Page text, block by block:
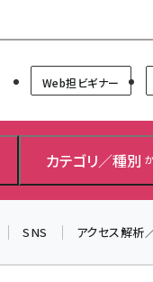
者Forum
Web担ビギナー
カテゴリ／種別
SNS アクセス解析
＼ 8月27日開催
2026」開催！
▼申し込みはこ